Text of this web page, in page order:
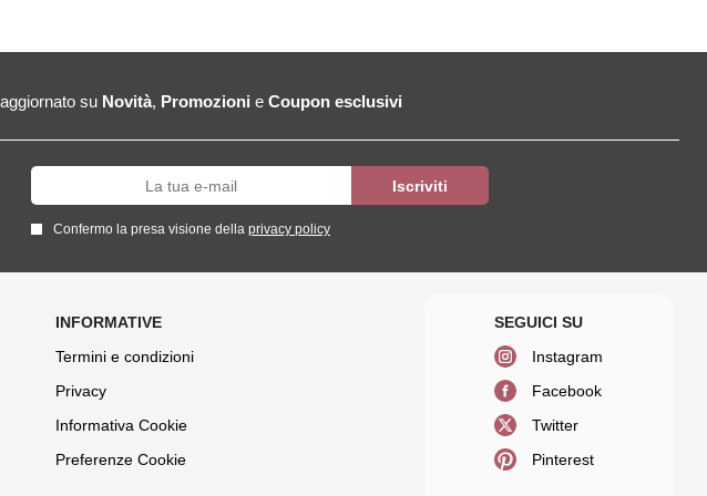
su Novità, Promozioni e Coupon esclusivi
Confermo la presa visione della privacy policy
Termini e condizioni
Privacy
Informativa Cookie
Preferenze Cookie
Instagram
Facebook
Twitter
Pinterest